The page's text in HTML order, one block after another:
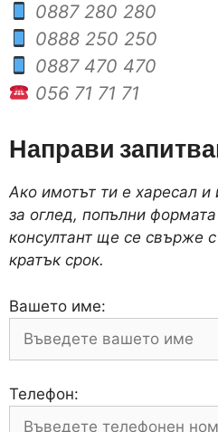
0887 280 280
0888 250 250
0887 470 470
056 71 71 71
Направи
Ако имотът ти е харесал
за оглед, попълни
консултант ще се свърже
кратък срок.
Вашето име:
Телефон: